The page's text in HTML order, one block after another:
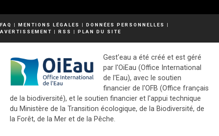
FAQ | MENTIONS LÉGALES | DONNÉES PERSONNELLES
|
AVERTISSEMENT | RSS | PLAN DU SITE
Gest'eau a été créé et est géré
par l'OiEau (Office International
de l'Eau), avec le soutien
financier de l'OFB (Office français
de la biodiversité), et le soutien financier et l'appui technique
du Ministère de la Transition écologique, de la Biodiversité, de
la Forêt, de la Mer et de la Pêche.